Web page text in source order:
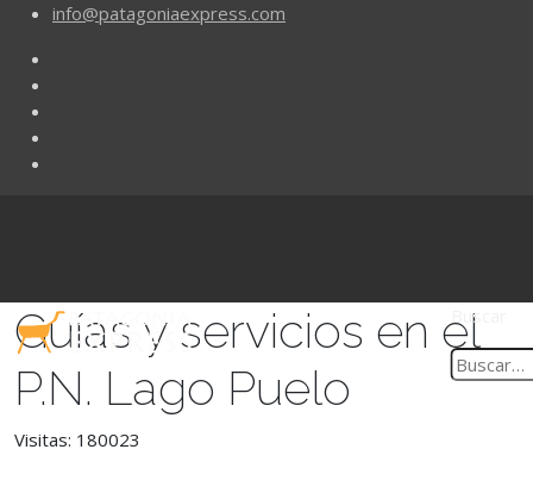
info@patagoniaexpress.com
Buscar
Guías y servicios en el
P.N. Lago Puelo
Visitas: 180023